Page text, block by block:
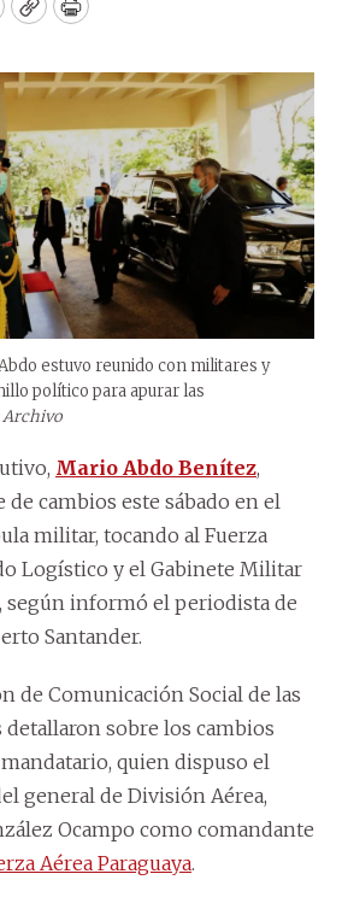
CopyPrint
estuvo reunido con militares y
político para apurar las
Archivo
Mario Abdo Benítez,
de cambios este sábado en el
militar, tocando al Fuerza
Logístico y el Gabinete Militar
según informó el periodista de
Santander.
de Comunicación Social de las
sobre los cambios
quien dispuso el
general de División Aérea,
Ocampo como comandante
Aérea Paraguaya.